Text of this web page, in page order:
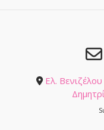
Ελ.